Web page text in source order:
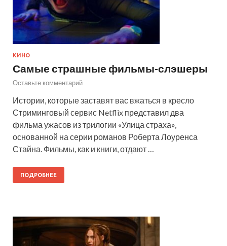
КИНО
Самые страшные фильмы-слэшеры
Оставьте комментарий
Истории, которые заставят вас вжаться в кресло
Стриминговый сервис Netflix представил два
фильма ужасов из трилогии «Улица страха»,
основанной на серии романов Роберта Лоуренса
Стайна. Фильмы, как и книги, отдают …
ПОДРОБНЕЕ